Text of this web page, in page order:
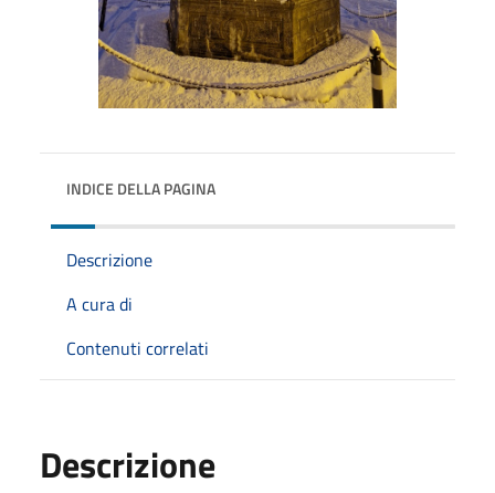
INDICE DELLA PAGINA
Descrizione
A cura di
Contenuti correlati
Descrizione